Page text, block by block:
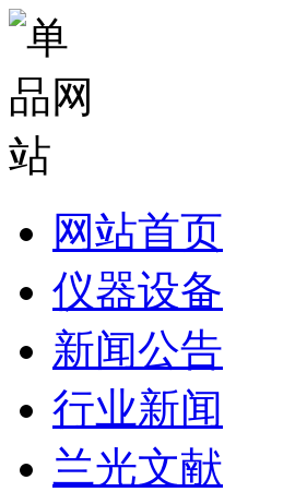
网站首页
仪器设备
新闻公告
行业新闻
兰光文献